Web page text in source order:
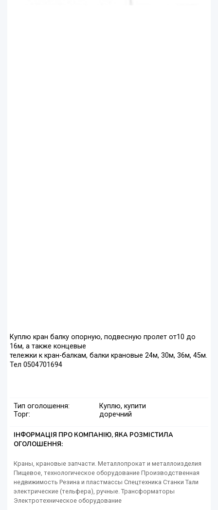
Куплю кран балку опорную, подвесную пролет от10 до
16м, а также концевые
тележки к кран-балкам, балки крановые 24м, 30м, 36м, 45м.
Тел 0504701694
Тип оголошення:
Куплю, купити
Торг:
доречний
ІНФОРМАЦІЯ ПРО КОМПАНІЮ, ЯКА РОЗМІСТИЛА
ОГОЛОШЕННЯ:
Краны, крановые запчасти. Металлопрокат и металлоизделия
Пищевое, технологическое оборудование Производственная
недвижимость Резина и пластмассы Спецтехника Станки Тали
электрические (тельфера), ручные. Трансформаторы
Электротехническое оборудование